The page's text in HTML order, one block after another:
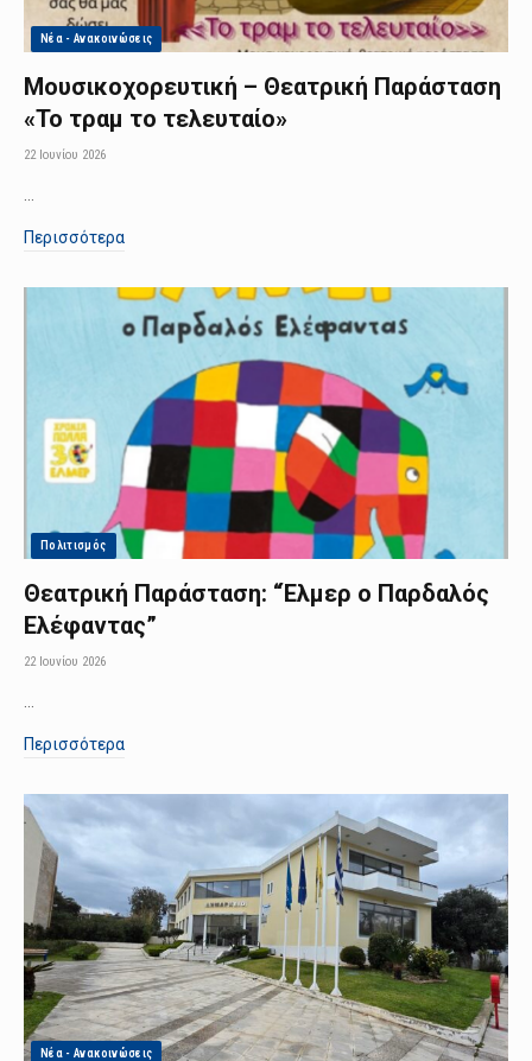
Νέα - Ανακοινώσεις
Μουσικοχορευτική – Θεατρική Παράσταση
«Το τραμ το τελευταίο»
22 Ιουνίου 2026
Περισσότερα
Πολιτισμός
Θεατρική Παράσταση: “Έλμερ ο Παρδαλός
Ελέφαντας”
22 Ιουνίου 2026
Περισσότερα
Νέα - Ανακοινώσεις